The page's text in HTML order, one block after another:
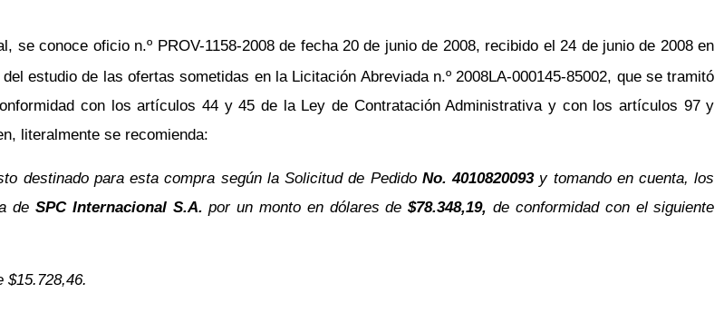
se conoce oficio n.º PROV-1158-2008 de fecha 20 de junio de 2008, recibido el 24 de junio de 2008 en
estudio de las ofertas sometidas en la Licitación Abreviada n.º 2008LA-000145-85002, que se tramitó
con los artículos 44 y 45 de la Ley de Contratación Administrativa y con los artículos 97 y
literalmente se recomienda:
destinado para esta compra según la Solicitud de Pedido No. 4010820093y tomando en cuenta, los
de SPC Internacional S.A. por un monto en dólares de$78.348,19, de conformidad con el siguiente
$15.728,46.